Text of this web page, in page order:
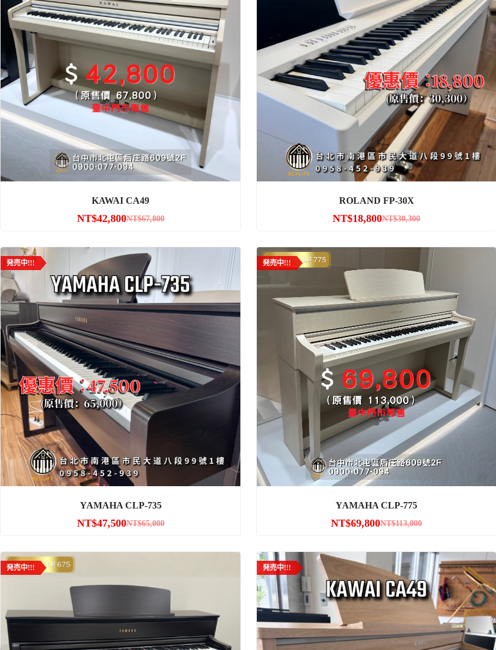
KAWAI CA49
NT$67,800
NT$42,800
ROLAND FP-30X
NT$30,300
NT$18,800
発売中!!!
YAMAHA CLP-735
NT$65,000
NT$47,500
発売中!!!
YAMAHA CLP-775
NT$113,000
NT$69,800
発売中!!! 発売中!!!